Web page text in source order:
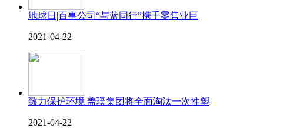
地球日|百事公司“与蓝同行”携手零售业巨
2021-04-22
致力保护环境 盖璞集团将全面淘汰一次性塑
2021-04-22